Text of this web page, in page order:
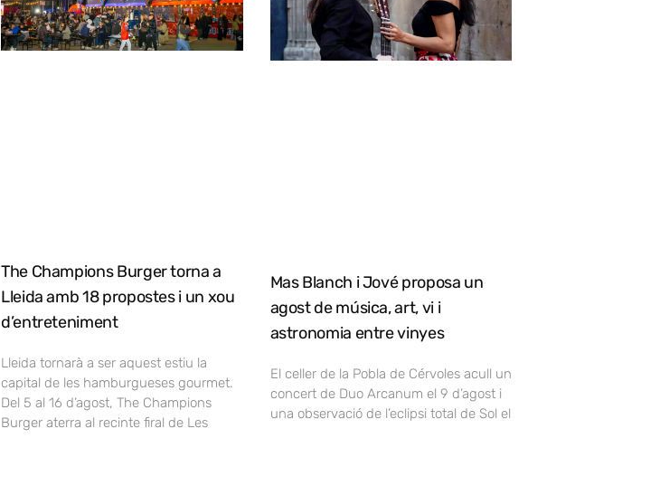
The Champions Burger torna a
Lleida amb 18 propostes i un xou
d’entreteniment
Lleida tornarà a ser aquest estiu la
capital de les hamburgueses gourmet.
Del 5 al 16 d’agost, The Champions
Burger aterra al recinte firal de Les
Mas Blanch i Jové proposa un
agost de música, art, vi i
astronomia entre vinyes
El celler de la Pobla de Cérvoles acull un
concert de Duo Arcanum el 9 d’agost i
una observació de l’eclipsi total de Sol el